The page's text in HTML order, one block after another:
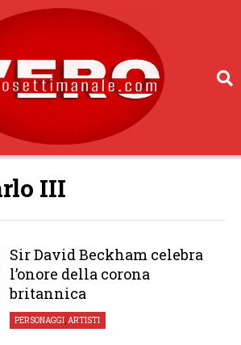
III
Sir David Beckham celebra
l’onore della corona
britannica
PERSONAGGI,ARTISTI